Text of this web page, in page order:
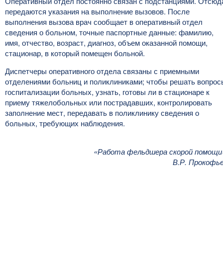
передаются указания на выполнение вызовов. После
выполнения вызова врач сообщает в оперативный отдел
сведения о больном, точные паспортные данные: фамилию,
имя, отчество, возраст, диагноз, объем оказанной помощи,
стационар, в который помещен больной.
Диспетчеры оперативного отдела связаны с приемными
отделениями больниц и поликлиниками; чтобы решать
госпитализации больных, узнать, готовы ли в стационаре к
приему тяжелобольных или пострадавших, контролировать
заполнение мест, передавать в поликлинику сведения о
больных, требующих наблюдения.
«Работа фельдшера скорой
В.Р.